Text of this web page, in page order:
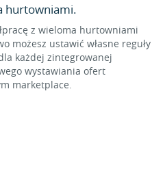
hurtowniami.
z wieloma hurtowniami
możesz ustawić własne reguły
każdej zintegrowanej
wystawiania ofert
marketplace.